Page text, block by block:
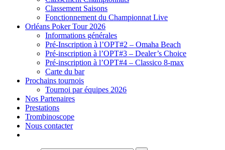
Classement Saisons
Fonctionnement du Championnat Live
Orléans Poker Tour 2026
Informations générales
Pré-Inscription à l’OPT#2 – Omaha Beach
Pré-inscription à l’OPT#3 – Dealer’s Choice
Pré-inscription à l’OPT#4 – Classico 8-max
Carte du bar
Prochains tournois
Tournoi par équipes 2026
Nos Partenaires
Prestations
Trombinoscope
Nous contacter